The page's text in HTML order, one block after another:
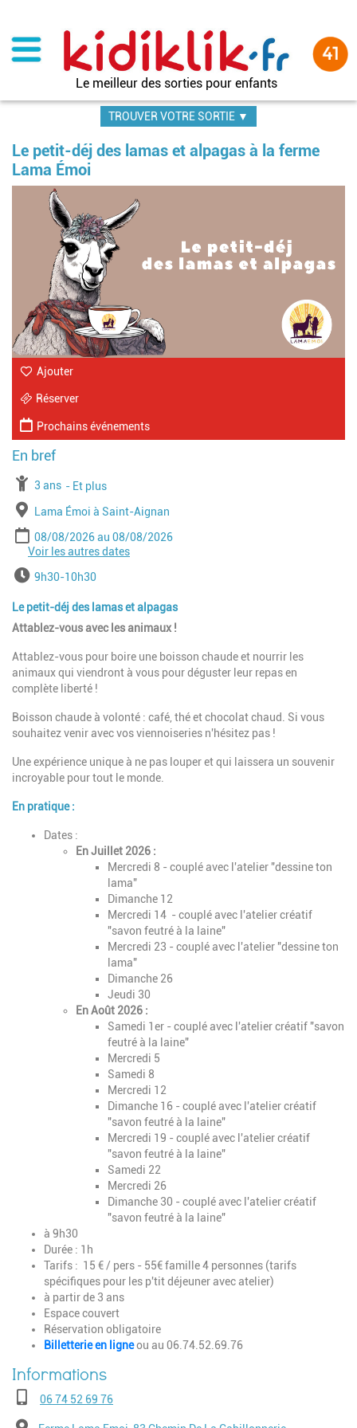
contenu
principal
Le meilleur des sorties pour enfants
TROUVER VOTRE SORTIE ▼
Le petit-déj des lamas et alpagas à la ferme
Lama Émoi
Ajouter
Réserver
Prochains événements
À partir de
3 ans Jusqu'à l'age de
Et plus
Lieu
Lama Émoi à Saint-Aignan
Période
Date de début
08/08/2026 Date de fin
08/08/2026
Date de début
12/08/2026 Date de fin
12/08/2026
Date de début
26/08/2026
Voir les autres dates
Horaires9h30-10h30
Le petit-déj des lamas et alpagas
Attablez-vous avec les animaux !
Attablez-vous pour boire une boisson chaude et nourrir les
animaux qui viendront à vous pour déguster leur repas en
complète liberté !
Boisson chaude à volonté : café, thé et chocolat chaud. Si vous
souhaitez venir avec vos viennoiseries n'hésitez pas !
Une expérience unique à ne pas louper et qui laissera un souvenir
incroyable pour tout le monde.
En pratique :
Dates :
En Juillet 2026 :
Mercredi 8 - couplé avec l'atelier "dessine ton
lama"
Dimanche 12
Mercredi 14 - couplé avec l'atelier créatif
"savon feutré à la laine"
Mercredi 23 - couplé avec l'atelier "dessine ton
lama"
Dimanche 26
Jeudi 30
En Août 2026 :
Samedi 1er - couplé avec l'atelier créatif "savon
feutré à la laine"
Mercredi 5
Samedi 8
Mercredi 12
Dimanche 16 - couplé avec l'atelier créatif
"savon feutré à la laine"
Mercredi 19 - couplé avec l'atelier créatif
"savon feutré à la laine"
Samedi 22
Mercredi 26
Dimanche 30 - couplé avec l'atelier créatif
"savon feutré à la laine"
à 9h30
Durée : 1h
Tarifs : 15 € / pers - 55€ famille 4 personnes (tarifs
spécifiques pour les p'tit déjeuner avec atelier)
à partir de 3 ans
Espace couvert
Réservation obligatoire
Billetterie en ligneou au 06.74.52.69.76
Téléphone06 74 52 69 76